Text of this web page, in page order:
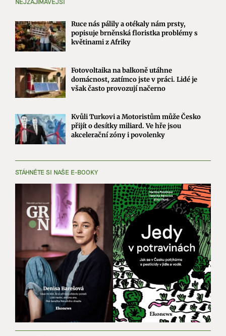
Ruce nás pálily a otékaly nám prsty,
popisuje brněnská floristka problémy s
květinami z Afriky
Fotovoltaika na balkoně utáhne
domácnost, zatímco jste v práci. Lidé je
však často provozují načerno
Kvůli Turkovi a Motoristům může Česko
přijít o desítky miliard. Ve hře jsou
akcelerační zóny i povolenky
STÁHNĚTE SI NAŠE E-BOOKY